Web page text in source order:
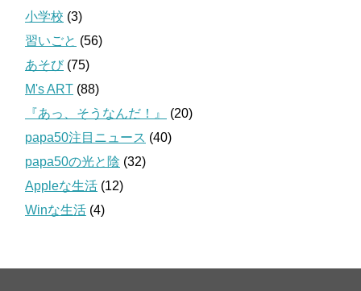
小学校 (3)
習いごと (56)
あそび(75)
M's ART (88)
『あっ、そうなんだ！』
(20)
papa50注目ニュース (40)
papa50の光と陰 (32)
Appleな生活 (12)
Winな生活 (4)